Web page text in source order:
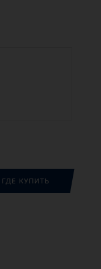
смазочных
ГДЕ КУПИТЬ